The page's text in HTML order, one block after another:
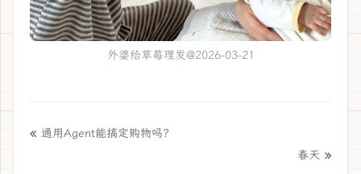
外婆给草莓理发@2026-03-21
« 通用Agent能搞定购物吗？
春天 »